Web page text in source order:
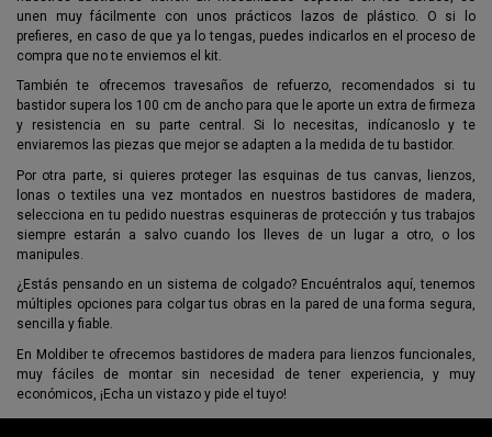
unen muy fácilmente con unos prácticos lazos de plástico. O si lo
prefieres, en caso de que ya lo tengas, puedes indicarlos en el proceso de
compra que no te enviemos el kit.
También te ofrecemos travesaños de refuerzo, recomendados si tu
bastidor supera los 100 cm de ancho para que le aporte un extra de firmeza
y resistencia en su parte central. Si lo necesitas, indícanoslo y te
enviaremos las piezas que mejor se adapten a la medida de tu bastidor.
Por otra parte, si quieres proteger las esquinas de tus canvas, lienzos,
lonas o textiles una vez montados en nuestros bastidores de madera,
selecciona en tu pedido nuestras esquineras de protección y tus trabajos
siempre estarán a salvo cuando los lleves de un lugar a otro, o los
manipules.
¿Estás pensando en un sistema de colgado? Encuéntralos aquí, tenemos
múltiples opciones para colgar tus obras en la pared de una forma segura,
sencilla y fiable.
En Moldiber te ofrecemos bastidores de madera para lienzos funcionales,
muy fáciles de montar sin necesidad de tener experiencia, y muy
económicos, ¡Echa un vistazo y pide el tuyo!